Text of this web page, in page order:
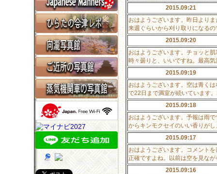
2015.09:21
おはようございます。昨日より
来週ぐらいから刈り取りになる
2015.09:20
おはようございます。チョッと
時々曇りと、いいですね。最高
2015.09:19
おはようございます。空は青く
で22日まで満室が続いています
2015.09:18
おはようございます。予報は雨
からキンモクセイのいい香りが
2015.09:17
おはようございます。コメント
正確ですよね。以前は空を見な
2015.09:16